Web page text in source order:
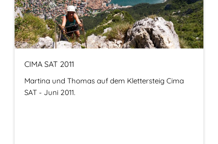
CIMA SAT 2011
Martina und Thomas auf dem Klettersteig Cima
SAT - Juni 2011.